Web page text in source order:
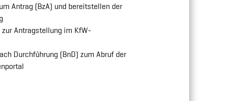
Antrag (BzA) und bereitstellen der
Antragstellung im KfW-
Durchführung (BnD) zum Abruf der